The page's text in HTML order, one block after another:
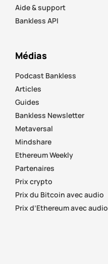
Aide & support
Bankless API
Médias
Podcast Bankless
Articles
Guides
Bankless Newsletter
Metaversal
Mindshare
Ethereum Weekly
Partenaires
Prix crypto
Prix du Bitcoin avec audio
Prix d’Ethereum avec audio